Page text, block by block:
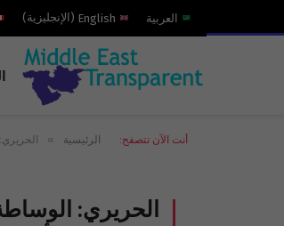
العربية English
( الإنجليزية)
أنت الآن تتصفح: الرئيسية »
الحريري: